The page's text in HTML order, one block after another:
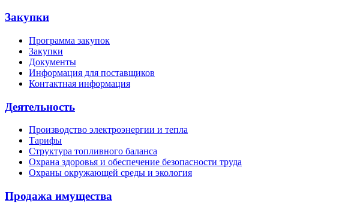
Закупки
Программа закупок
Закупки
Документы
Информация для поставщиков
Контактная информация
Деятельность
Производство электроэнергии и тепла
Тарифы
Структура топливного баланса
Охрана здоровья и обеспечение безопасности труда
Охраны окружающей среды и экология
Продажа имущества